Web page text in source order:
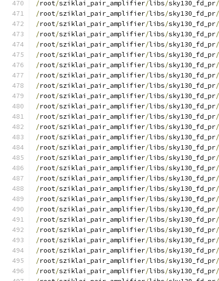
/root/sziklai_pair_amplifier/libs/sky130_fd_pr/
/root/sziklai_pair_amplifier/libs/sky130_fd_pr/
/root/sziklai_pair_amplifier/libs/sky130_fd_pr/
/root/sziklai_pair_amplifier/libs/sky130_fd_pr/
/root/sziklai_pair_amplifier/libs/sky130_fd_pr/
/root/sziklai_pair_amplifier/libs/sky130_fd_pr/
/root/sziklai_pair_amplifier/libs/sky130_fd_pr/
/root/sziklai_pair_amplifier/libs/sky130_fd_pr/
/root/sziklai_pair_amplifier/libs/sky130_fd_pr/
/root/sziklai_pair_amplifier/libs/sky130_fd_pr/
/root/sziklai_pair_amplifier/libs/sky130_fd_pr/
/root/sziklai_pair_amplifier/libs/sky130_fd_pr/
/root/sziklai_pair_amplifier/libs/sky130_fd_pr/
/root/sziklai_pair_amplifier/libs/sky130_fd_pr/
/root/sziklai_pair_amplifier/libs/sky130_fd_pr/
/root/sziklai_pair_amplifier/libs/sky130_fd_pr/
/root/sziklai_pair_amplifier/libs/sky130_fd_pr/
/root/sziklai_pair_amplifier/libs/sky130_fd_pr/
/root/sziklai_pair_amplifier/libs/sky130_fd_pr/
/root/sziklai_pair_amplifier/libs/sky130_fd_pr/
/root/sziklai_pair_amplifier/libs/sky130_fd_pr/
/root/sziklai_pair_amplifier/libs/sky130_fd_pr/
/root/sziklai_pair_amplifier/libs/sky130_fd_pr/
/root/sziklai_pair_amplifier/libs/sky130_fd_pr/
/root/sziklai_pair_amplifier/libs/sky130_fd_pr/
/root/sziklai_pair_amplifier/libs/sky130_fd_pr/
/root/sziklai_pair_amplifier/libs/sky130_fd_pr/